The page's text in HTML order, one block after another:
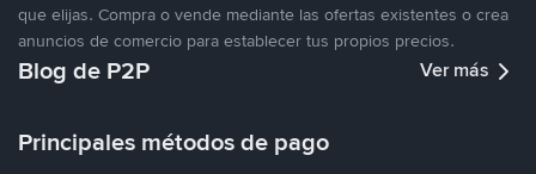
que elijas. Compra o vende mediante las ofertas existentes o crea
anuncios de comercio para establecer tus propios precios.
Blog de P2P Ver más
Principales métodos de pago